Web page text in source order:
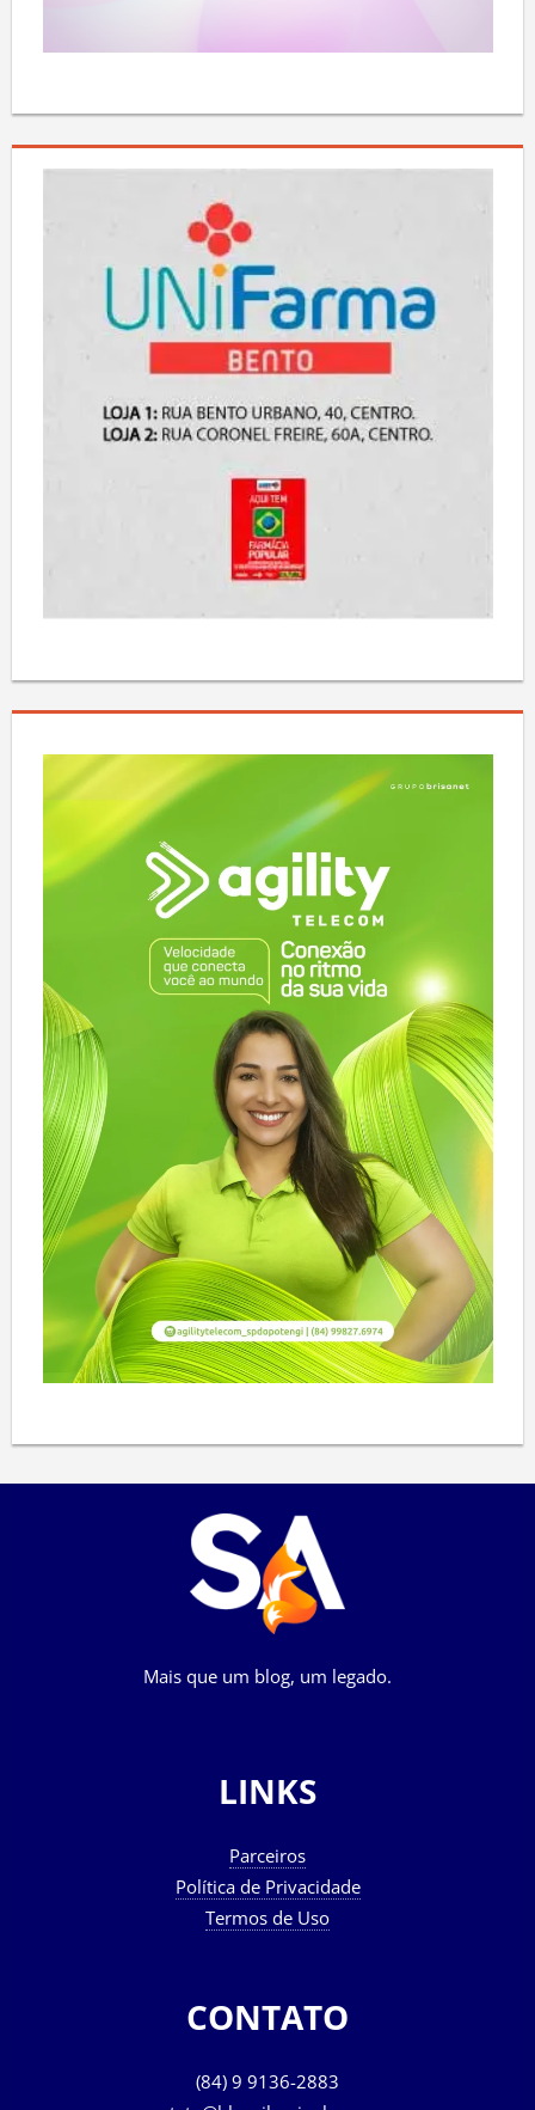
Mais que um blog, um legado.
LINKS
Parceiros
Política de Privacidade
Termos de Uso
CONTATO
(84) 9 9136-2883